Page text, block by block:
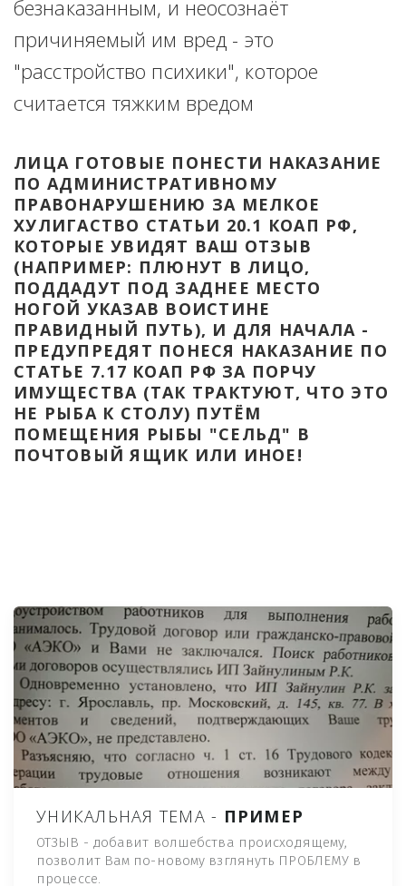
безнаказанным, и неосознаёт
причиняемый им вред - это
"расстройство психики", которое
считается тяжким вредом
ЛИЦА ГОТОВЫЕ ПОНЕСТИ НАКАЗАНИЕ
ПО АДМИНИСТРАТИВНОМУ
ПРАВОНАРУШЕНИЮ ЗА МЕЛКОЕ
ХУЛИГАСТВО СТАТЬИ 20.1 КОАП РФ,
КОТОРЫЕ УВИДЯТ ВАШ ОТЗЫВ
(НАПРИМЕР: ПЛЮНУТ В ЛИЦО,
ПОДДАДУТ ПОД ЗАДНЕЕ МЕСТО
НОГОЙ УКАЗАВ ВОИСТИНЕ
ПРАВИДНЫЙ ПУТЬ), И ДЛЯ НАЧАЛА -
ПРЕДУПРЕДЯТ ПОНЕСЯ НАКАЗАНИЕ ПО
СТАТЬЕ 7.17 КОАП РФ ЗА ПОРЧУ
ИМУЩЕСТВА (ТАК ТРАКТУЮТ, ЧТО ЭТО
НЕ РЫБА К СТОЛУ) ПУТЁМ
ПОМЕЩЕНИЯ РЫБЫ "СЕЛЬД" В
ПОЧТОВЫЙ ЯЩИК ИЛИ ИНОЕ!
УНИКАЛЬНАЯ ТЕМА - ПРИМЕР
ОТЗЫВ - добавит волшебства происходящему,
позволит Вам по-новому взглянуть ПРОБЛЕМУ в
процессе.